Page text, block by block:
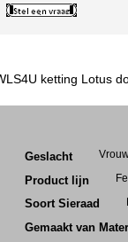
ketting Lotus
Geslacht
Product lijn
Soort Sieraad
Gemaakt van